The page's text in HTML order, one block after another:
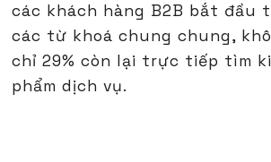
các khách hàng B2B bắt đầu
các từ khoá chung chung,
chỉ 29% còn lại trực tiếp tìm
phẩm dịch vụ.